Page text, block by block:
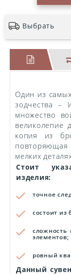
Выбрать
Один из
зодчества –
множество
великолепие
копия из
мелких
Стоит
изделия:
точное
состоит из
сложность
элементов;
ровный
Данный